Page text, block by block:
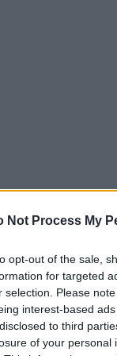
Not Process My
opt-out of the sale,
for targeted
selection. Please
interest-based
to third
of your personal
pipari,
bez baltās
24 stundas.